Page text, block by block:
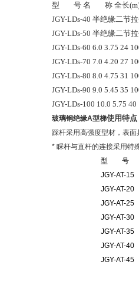
型 号 名 称 全长(m) 收
JGY-LDs-40 半绝缘二节
JGY-LDs-50 半绝缘二节
JGY-LDs-60 6.0 3.75 24
JGY-LDs-70 7.0 4.20 27
JGY-LDs-80 8.0 4.75 31
JGY-LDs-90 9.0 5.45 35
JGY-LDs-100 10.0 5.75 40
玻璃钢绝缘A型梯使用特
踩杆采用高强度型材，表面
* 睬杆与直杆的连接采用特
型 号
JGY-AT-15
JGY-AT-20
JGY-AT-25
JGY-AT-30
JGY-AT-35
JGY-AT-40
JGY-AT-45